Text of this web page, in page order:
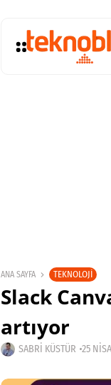
ANA SAYFA TEKNOLOJI
Slack
artıyor
SABRI KÜSTÜR 25